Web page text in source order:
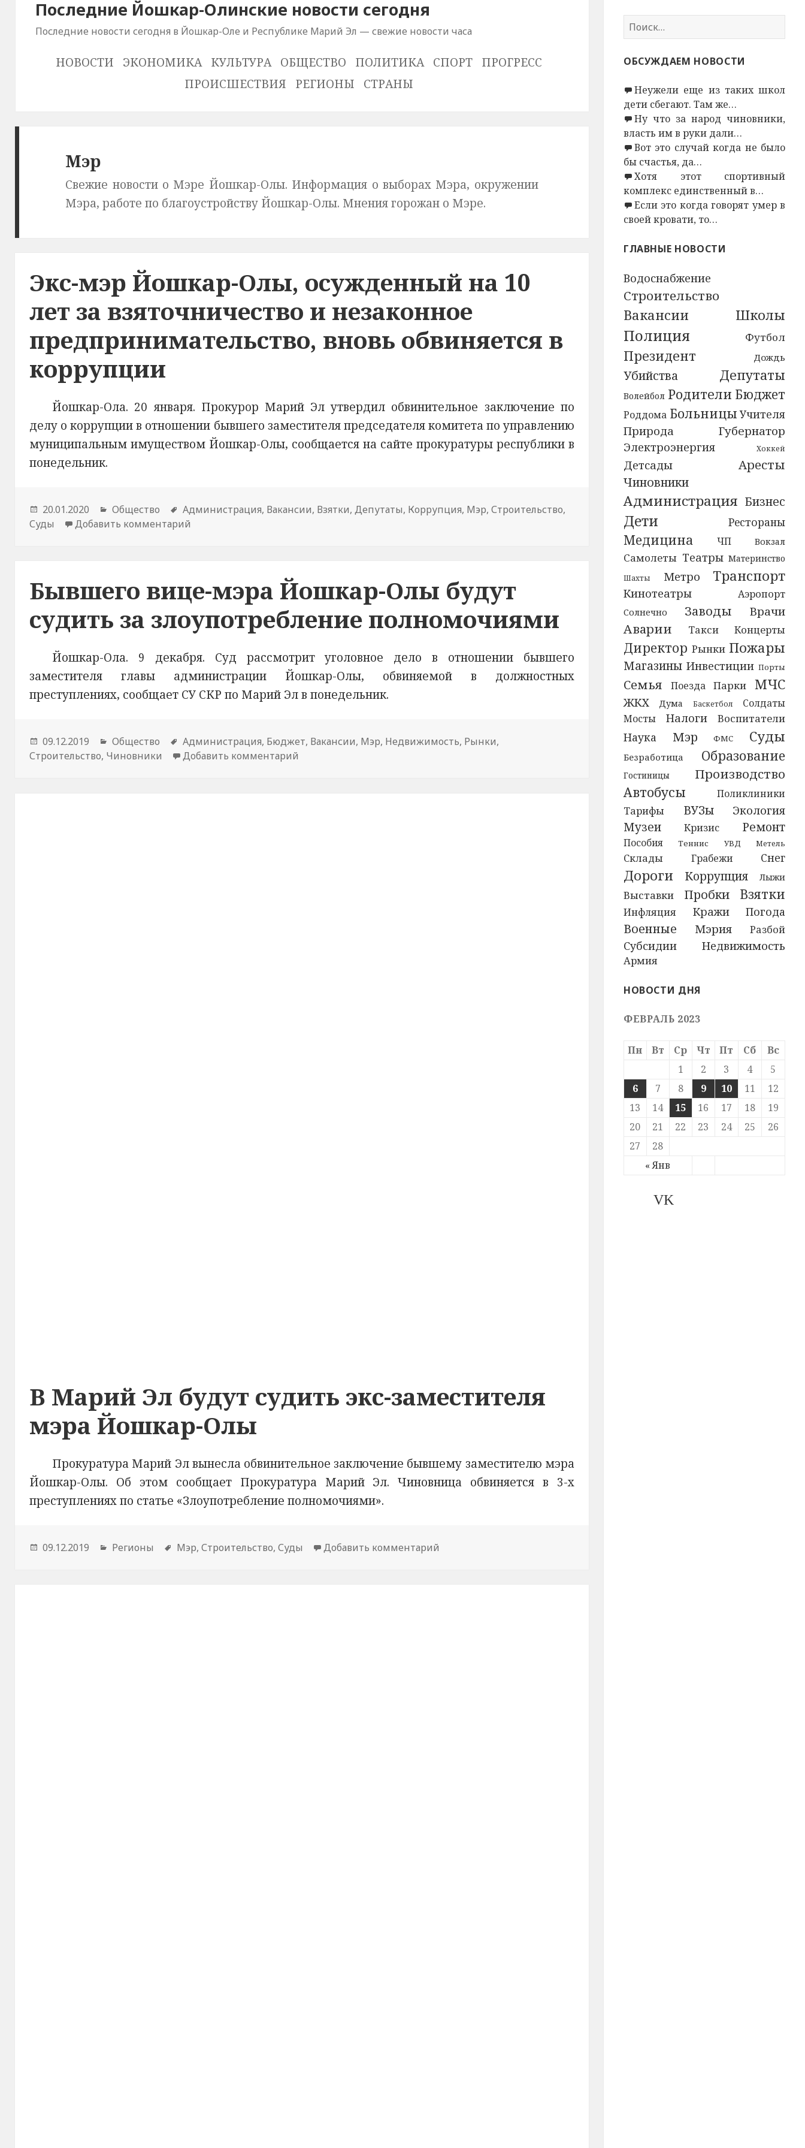
Последние Йошкар-Олинские новости сегодня
Последние новости сегодня в Йошкар-Оле и Республике Марий Эл — свежие новости часа
НОВОСТИ ЭКОНОМИКА КУЛЬТУРА ОБЩЕСТВО ПОЛИТИКА СПОРТ
ПРОГРЕСС
ПРОИСШЕСТВИЯ
РЕГИОНЫ СТРАНЫ
Н
а
т
:
ОБСУЖДАЕМ НОВОСТИ
Неужели еще из таких школ
дети сбегают. Там же…
Ну что за народ чиновники,
власть им в руки дали…
Вот это случай когда не было
бы счастья, да…
Хотя этот спортивный
комплекс единственный в…
Если это когда говорят умер в
своей кровати, то…
ГЛАВНЫЕ НОВОСТИ
Водоснабжение
Строительство
Вакансии Школы
Полиция Футбол
Президент Дождь
Убийства Депутаты
Волейбол Родители Бюджет
Роддома Больницы Учителя
Природа Губернатор
Электроэнергия Хоккей
Детсады Аресты
Чиновники
Администрация Бизнес
Дети Рестораны
Медицина ЧП Вокзал
Самолеты Театры Материнство
Шахты Метро Транспорт
Кинотеатры Аэропорт
Солнечно Заводы Врачи
Аварии Такси Концерты
Директор Рынки Пожары
Магазины Инвестиции Порты
Семья Поезда Парки МЧС
ЖКХ Дума Баскетбол
Солдаты
Мосты
Налоги Воспитатели
Наука Мэр ФМС Суды
Безработица Образование
Гостиницы Производство
Автобусы Поликлиники
Тарифы ВУЗы Экология
Музеи Кризис Ремонт
Пособия Теннис УВД Метель
Склады Грабежи Снег
Дороги Коррупция Лыжи
Выставки Пробки Взятки
Инфляция Кражи Погода
Военные Мэрия Разбой
Субсидии Недвижимость
Армия
НОВОСТИ ДНЯ
ФЕВРАЛЬ 2023
Пн Вт Ср Чт Пт Сб Вс
« Янв
1 2 3 4
5
6
7 8 9 10 11
12
13
14 15 16 17 18
19
20
21 22 23 24 25
26
27
28
VK
Мэр
Свежие новости о Мэре Йошкар-Олы. Информация о выборах Мэра, окружении
Мэра, работе по благоустройству Йошкар-Олы. Мнения горожан о Мэре.
Экс-мэр Йошкар-Олы, осужденный на 10
лет за взяточничество и незаконное
предпринимательство, вновь обвиняется в
коррупции
Йошкар-Ола. 20 января. Прокурор Марий Эл утвердил обвинительное заключение по
делу о коррупции в отношении бывшего заместителя председателя комитета по управлению
муниципальным имуществом Йошкар-Олы, сообщается на сайте прокуратуры республики в
понедельник.
Опубликовано
20.01.2020 Рубрики
Общество Метки
Администрация, Вакансии, Взятки,Депутаты, Коррупция, Мэр,Строительство,
Суды
Добавить комментарий к новости Экс-мэр Йошкар-Олы, осужденный на 10 лет за взяточничество и незаконное предпринимательство, вновь
Бывшего вице-мэра Йошкар-Олы будут
судить за злоупотребление полномочиями
Йошкар-Ола. 9 декабря. Суд рассмотрит уголовное дело в отношении бывшего
заместителя главы администрации Йошкар-Олы, обвиняемой в должностных
преступлениях, сообщает СУ СКР по Марий Эл в понедельник.
Опубликовано
09.12.2019 Рубрики
Общество Метки
Администрация, Бюджет, Вакансии, Мэр, Недвижимость, Рынки,
Строительство, Чиновники Добавить комментарий к новости Бывшего вице-мэра Йошкар-Олы будут судить за злоупотребление полномочиями
В Марий Эл будут судить экс-заместителя
мэра Йошкар-Олы
Прокуратура Марий Эл вынесла обвинительное заключение бывшему заместителю мэра
Йошкар-Олы. Об этом сообщает Прокуратура Марий Эл. Чиновница обвиняется в 3-х
преступлениях по статье «Злоупотребление полномочиями».
Опубликовано
09.12.2019 Рубрики
Регионы Метки
Мэр,Строительство,Суды Добавить комментарий